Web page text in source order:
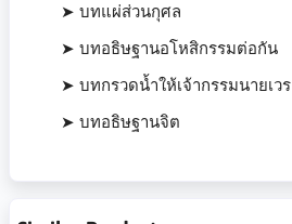
➤ บทแผ่ส่วนกุศล
➤ บทอธิษฐานอโหสิกรรมต่อกัน
➤ บทกรวดน้ำให้เจ้ากรรมนายเวร
➤ บทอธิษฐานจิต